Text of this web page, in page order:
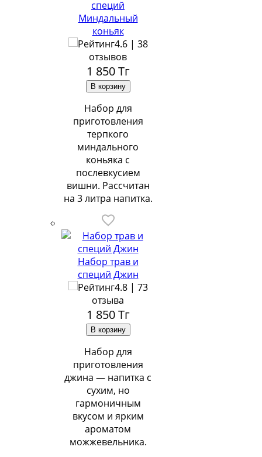
специй
Миндальный
коньяк
4.6 | 38
отзывов
1 850Тг
Набор для
приготовления
терпкого
миндального
коньяка с
послевкусием
вишни. Рассчитан
на 3 литра напитка.
Набор трав и
специй Джин
4.8 | 73
отзыва
1 850Тг
Набор для
приготовления
джина — напитка с
сухим, но
гармоничным
вкусом и ярким
ароматом
можжевельника.